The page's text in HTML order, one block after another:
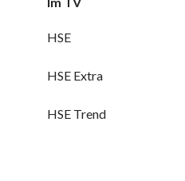
HSE
HSE Extra
HSE Trend